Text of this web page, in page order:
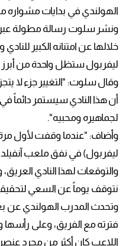
الهولندي في بدايات مشواره
ونشر سلوت رسالة مطولة عبر
خلالها عن امتنانه الكبير
ليفربول ستظل واحدة من أبرز
وقال سلوت: "التغيير جزء لا
أن هذا النادي سيستمر دائماً
لجماهيره ومحبيه".
وأضاف: "عندما وقفت لأول
ليفربول) في نفق ملعب
والتوقعات لهذا النادي العريق،
نتوقف يوماً عن السعي
وتحدث المدرب الهولندي عن
فترته مع الفريق، وعلى رأسها
اللاعب كان أكثر من مجرد